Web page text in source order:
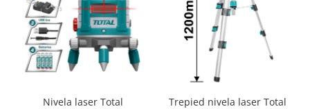
Nivela laser Total
Trepied nivela laser Total